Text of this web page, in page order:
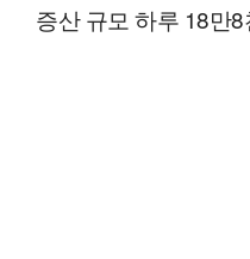
증산 규모 하루 18만